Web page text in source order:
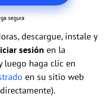
segura
descargue, instale y
sesión en la
luego haga clic en
en su sitio web